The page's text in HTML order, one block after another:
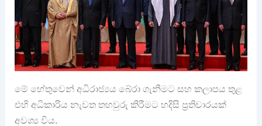
මේ හේතුවෙන් අධිරාජ්‍යය බේරා ගැනීමට සහ කලාපය තුළ
එහි අධිකාරිය නැවත තහවුරු කිරීමට හදිසි ප්‍රතිචාරයක්
අවශ්‍ය විය.